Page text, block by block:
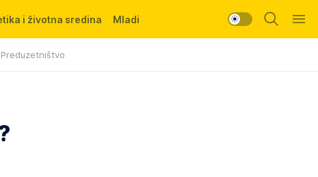
Preduzetništvo
i životna sredina Mladi